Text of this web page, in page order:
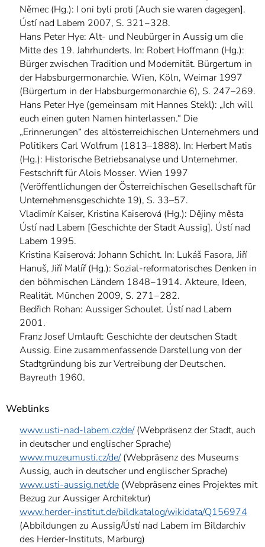
Němec (Hg.): I oni byli proti [Auch sie waren dagegen].
Ústí nad Labem 2007, S. 321‒328.
Hans Peter Hye: Alt- und Neubürger in Aussig um die
Mitte des 19. Jahrhunderts. In: Robert Hoffmann (Hg.):
Bürger zwischen Tradition und Modernität. Bürgertum in
der Habsburgermonarchie. Wien, Köln, Weimar 1997
(Bürgertum in der Habsburgermonarchie 6), S. 247–269.
Hans Peter Hye (gemeinsam mit Hannes Stekl): „Ich will
euch einen guten Namen hinterlassen.“ Die
„Erinnerungen“ des altösterreichischen Unternehmers und
Politikers Carl Wolfrum (1813–1888). In: Herbert Matis
(Hg.): Historische Betriebsanalyse und Unternehmer.
Festschrift für Alois Mosser. Wien 1997
(Veröffentlichungen der Österreichischen Gesellschaft für
Unternehmensgeschichte 19), S. 33–57.
Vladimír Kaiser, Kristina Kaiserová (Hg.): Dějiny města
Ústí nad Labem [Geschichte der Stadt Aussig]. Ústí nad
Labem 1995.
Kristina Kaiserová: Johann Schicht. In: Lukáš Fasora, Jiří
Hanuš, Jiří Malíř (Hg.): Sozial-reformatorisches Denken in
den böhmischen Ländern 1848‒1914. Akteure, Ideen,
Realität. München 2009, S. 271‒282.
Bedřich Rohan: Aussiger Schoulet. Ústí nad Labem
2001.
Franz Josef Umlauft: Geschichte der deutschen Stadt
Aussig. Eine zusammenfassende Darstellung von der
Stadtgründung bis zur Vertreibung der Deutschen.
Bayreuth 1960.
Weblinks
www.usti-nad-labem.cz/de/(Webpräsenz der Stadt, auch
in deutscher und englischer Sprache)
www.muzeumusti.cz/de/(Webpräsenz des Museums
Aussig, auch in deutscher und englischer Sprache)
www.usti-aussig.net/de (Webpräsenz eines Projektes mit
Bezug zur Aussiger Architektur)
www.herder-institut.de/bildkatalog/wikidata/Q156974
(Abbildungen zu Aussig/Ústí nad Labem im Bildarchiv
des Herder-Instituts, Marburg)